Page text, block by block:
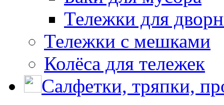
Тележки для
Тележки с мешками
Колёса для тележек
Салфетки, тряпки,